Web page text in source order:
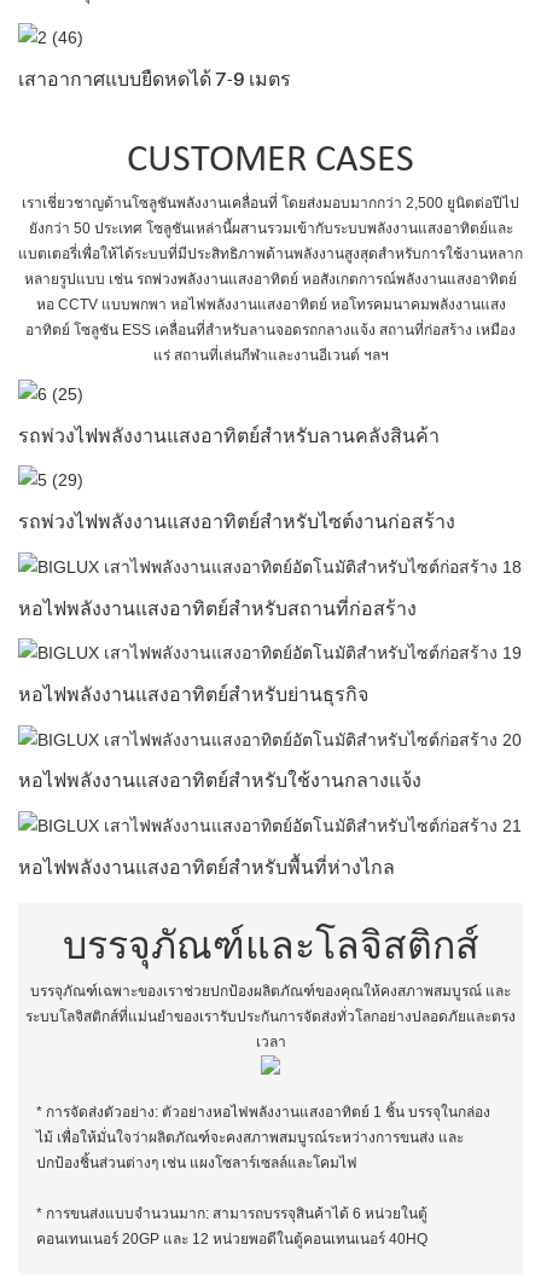
เสาอากาศแบบยืดหดได้ 7-9 เมตร
CUSTOMER CASES
เราเชี่ยวชาญด้านโซลูชันพลังงานเคลื่อนที่ โดยส่งมอบมากกว่า 2,500 ยูนิตต่อปีไป
ยังกว่า 50 ประเทศ โซลูชันเหล่านี้ผสานรวมเข้ากับระบบพลังงานแสงอาทิตย์และ
แบตเตอรี่เพื่อให้ได้ระบบที่มีประสิทธิภาพด้านพลังงานสูงสุดสำหรับการใช้งานหลาก
หลายรูปแบบ เช่น รถพ่วงพลังงานแสงอาทิตย์ หอสังเกตการณ์พลังงานแสงอาทิตย์
หอ CCTV แบบพกพา หอไฟพลังงานแสงอาทิตย์ หอโทรคมนาคมพลังงานแสง
อาทิตย์ โซลูชัน ESS เคลื่อนที่สำหรับลานจอดรถกลางแจ้ง สถานที่ก่อสร้าง เหมือง
แร่ สถานที่เล่นกีฬาและงานอีเวนต์ ฯลฯ
รถพ่วงไฟพลังงานแสงอาทิตย์สำหรับลานคลังสินค้า
รถพ่วงไฟพลังงานแสงอาทิตย์สำหรับไซต์งานก่อสร้าง
หอไฟพลังงานแสงอาทิตย์สำหรับสถานที่ก่อสร้าง
หอไฟพลังงานแสงอาทิตย์สำหรับย่านธุรกิจ
หอไฟพลังงานแสงอาทิตย์สำหรับใช้งานกลางแจ้ง
หอไฟพลังงานแสงอาทิตย์สำหรับพื้นที่ห่างไกล
บรรจุภัณฑ์และโลจิสติกส์
บรรจุภัณฑ์เฉพาะของเราช่วยปกป้องผลิตภัณฑ์ของคุณให้คงสภาพสมบูรณ์ และ
ระบบโลจิสติกส์ที่แม่นยำของเรารับประกันการจัดส่งทั่วโลกอย่างปลอดภัยและตรง
เวลา
* การจัดส่งตัวอย่าง: ตัวอย่างหอไฟพลังงานแสงอาทิตย์ 1 ชิ้น บรรจุในกล่อง
ไม้ เพื่อให้มั่นใจว่าผลิตภัณฑ์จะคงสภาพสมบูรณ์ระหว่างการขนส่ง และ
ปกป้องชิ้นส่วนต่างๆ เช่น แผงโซลาร์เซลล์และโคมไฟ
* การขนส่งแบบจำนวนมาก: สามารถบรรจุสินค้าได้ 6 หน่วยในตู้
คอนเทนเนอร์ 20GP และ 12 หน่วยพอดีในตู้คอนเทนเนอร์ 40HQ